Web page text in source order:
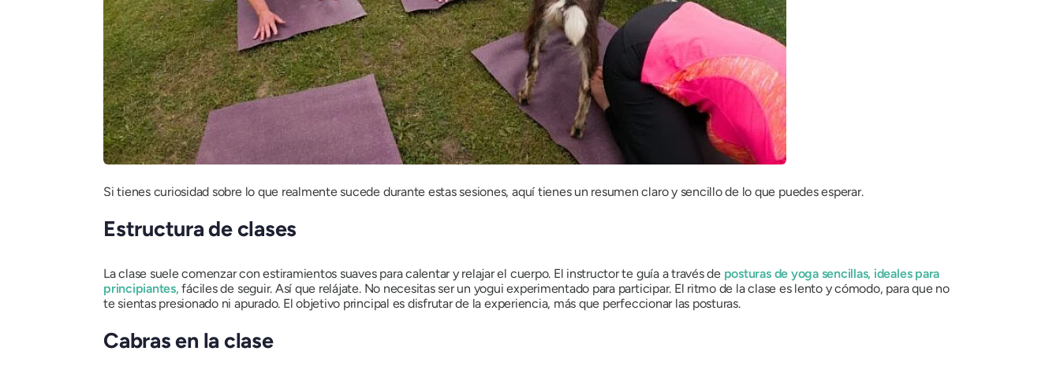
Si tienes curiosidad sobre lo que realmente sucede durante estas sesiones, aquí tienes un resumen claro y sencillo de lo que puedes esperar.
Estructura de clases
La clase suele comenzar con estiramientos suaves para calentar y relajar el cuerpo. El instructor te guía a través de posturas de yoga sencillas, ideales para
principiantes,fáciles de seguir. Así que relájate. No necesitas ser un yogui experimentado para participar. El ritmo de la clase es lento y cómodo, para que no
te sientas presionado ni apurado. El objetivo principal es disfrutar de la experiencia, más que perfeccionar las posturas.
Cabras en la clase